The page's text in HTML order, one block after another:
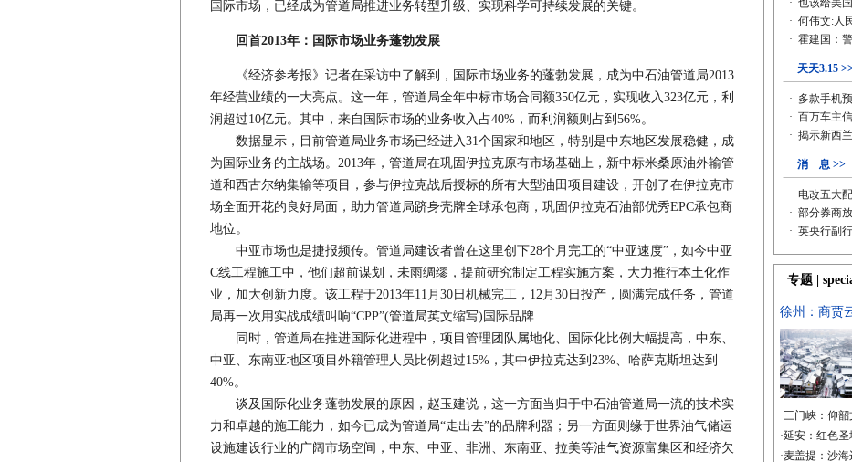
国际市场，已经成为管道局推进业务转型升级、实现科学可持续发展的关键。
回首2013年：国际市场业务蓬勃发展
《经济参考报》记者在采访中了解到，国际市场业务的蓬勃发展，成为中石油管道局2013
年经营业绩的一大亮点。这一年，管道局全年中标市场合同额350亿元，实现收入323亿元，利
润超过10亿元。其中，来自国际市场的业务收入占40%，而利润额则占到56%。
数据显示，目前管道局业务市场已经进入31个国家和地区，特别是中东地区发展稳健，成
为国际业务的主战场。2013年，管道局在巩固伊拉克原有市场基础上，新中标米桑原油外输管
道和西古尔纳集输等项目，参与伊拉克战后授标的所有大型油田项目建设，开创了在伊拉克市
场全面开花的良好局面，助力管道局跻身壳牌全球承包商，巩固伊拉克石油部优秀EPC承包商
地位。
中亚市场也是捷报频传。管道局建设者曾在这里创下28个月完工的“中亚速度”，如今中亚
C线工程施工中，他们超前谋划，未雨绸缪，提前研究制定工程实施方案，大力推行本土化作
业，加大创新力度。该工程于2013年11月30日机械完工，12月30日投产，圆满完成任务，管道
局再一次用实战成绩叫响“CPP”(管道局英文缩写)国际品牌……
同时，管道局在推进国际化进程中，项目管理团队属地化、国际化比例大幅提高，中东、
中亚、东南亚地区项目外籍管理人员比例超过15%，其中伊拉克达到23%、哈萨克斯坦达到
40%。
谈及国际化业务蓬勃发展的原因，赵玉建说，这一方面当归于中石油管道局一流的技术实
力和卓越的施工能力，如今已成为管道局“走出去”的品牌利器；另一方面则缘于世界油气储运
设施建设行业的广阔市场空间，中东、中亚、非洲、东南亚、拉美等油气资源富集区和经济欠